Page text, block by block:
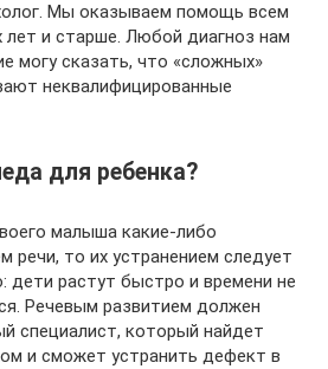
Мы оказываем помощь всем
лет и старше. Любой диагноз нам
могу сказать, что «сложных»
неквалифицированные
для ребенка?
малыша какие-либо
речи, то их устранением следует
дети растут быстро и времени не
Речевым развитием должен
специалист, который найдет
и сможет устранить дефект в